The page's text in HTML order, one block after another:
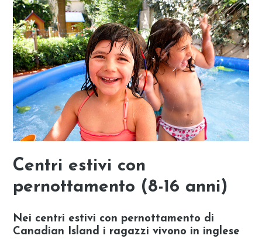
Centri estivi con
pernottamento (8-16 anni)
Nei centri estivi con pernottamento di
Canadian Island i ragazzi vivono in inglese